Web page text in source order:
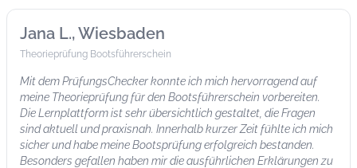
Jana L., Wiesbaden
Theorieprüfung Bootsführerschein
Mit dem PrüfungsChecker konnte ich mich hervorragend auf
meine Theorieprüfung für den Bootsführerschein vorbereiten.
Die Lernplattform ist sehr übersichtlich gestaltet, die Fragen
sind aktuell und praxisnah. Innerhalb kurzer Zeit fühlte ich mich
sicher und habe meine Bootsprüfung erfolgreich bestanden.
Besonders gefallen haben mir die ausführlichen Erklärungen zu